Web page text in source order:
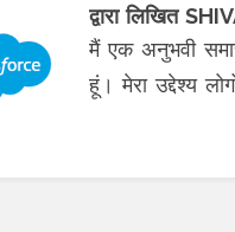
द्वारा लिखित
मैं एक अनुभवी
हूं। मेरा उद्देश्य